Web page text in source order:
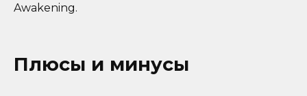
Awakening.
Плюсы и минусы